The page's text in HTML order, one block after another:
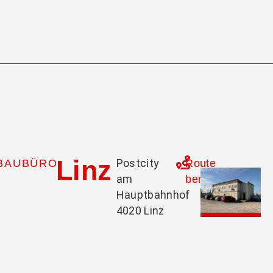
Linz Postcity
am
Hauptbahnhof
4020 Linz
Route
berechnen